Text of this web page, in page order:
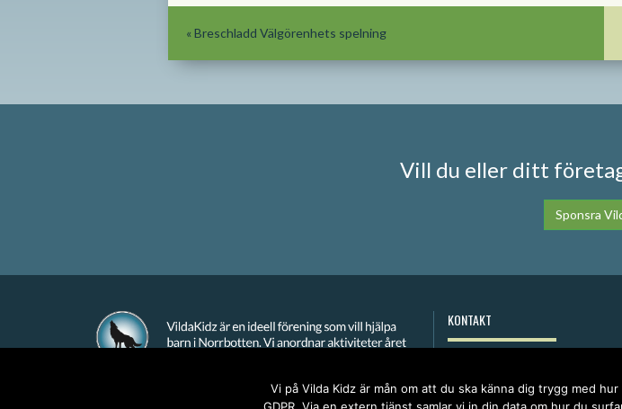
« Breschladd Välgörenhets spelning
Vill du eller ditt
Sponsra
KONTAKT
Integritetspolicy
Vi på Vilda Kidz är mån om att du ska känna dig trygg med